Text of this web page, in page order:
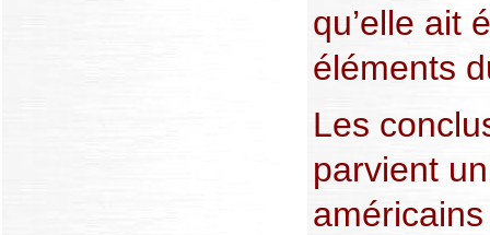
qu’elle ait
éléments
Les
parvient